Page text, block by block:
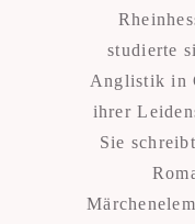
studierte
Anglistik in
ihrer
Sie